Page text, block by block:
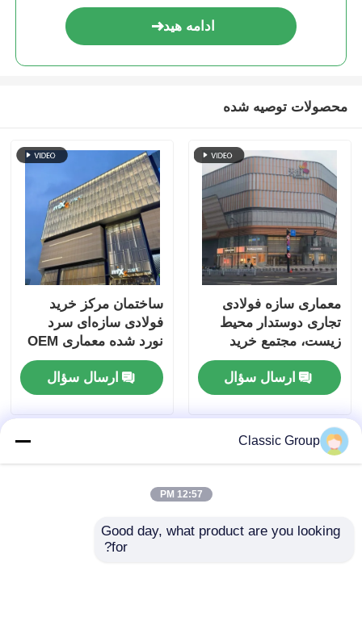
ساختار فولاد صنعتی
سازه فولادی پیش ساخته
ادامه هید
محصولات توصیه شده
معماری سازه فولادی
تجاری دوستدار محیط
زیست، مجتمع خرید
پیش‌ساخته
ارسال سؤال
ساختمان مرکز خرید
فولادی سازه‌ای سرد
نورد شده معماری OEM
ارسال سؤال
Classic Group
12:57 PM
Good day, what product are you looking
for?